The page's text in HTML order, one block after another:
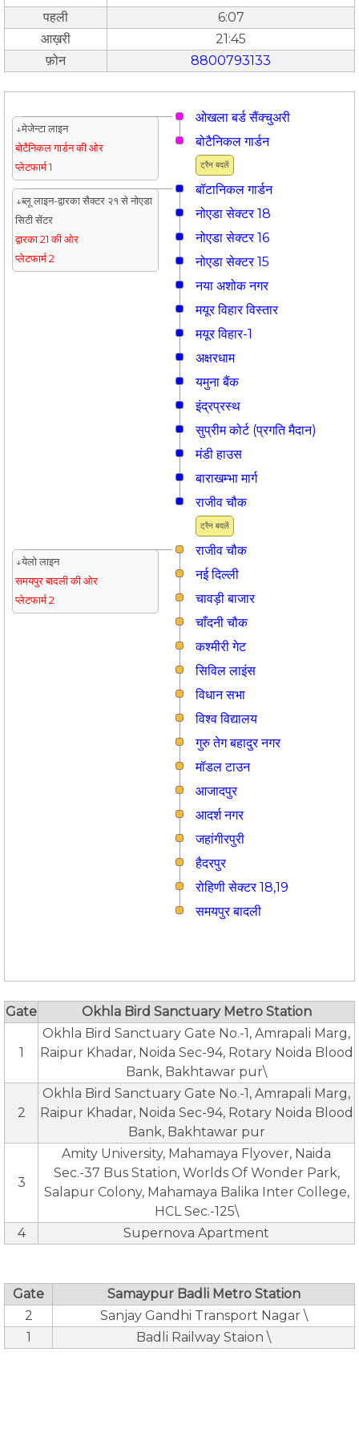
पहली
6:07
आख़री
21:45
फ़ोन
8800793133
ओखला बर्ड सैंक्चुअरी
↓मेजेन्टा लाइन
बोटैनिकल गार्डन की ओर
प्लेटफार्म 1
ट्रैन बदलें
बोटैनिकल गार्डन
बॉटानिकल गार्डन
↓ब्लू लाइन-द्वारका सैक्टर २१ से नोएडा
सिटी सेंटर
द्वारका 21 की ओर
प्लेटफार्म 2
नोएडा सेक्टर 18
नोएडा सेक्टर 16
नोएडा सेक्टर 15
नया अशोक नगर
मयूर विहार विस्तार
मयूर विहार-1
अक्षरधाम
यमुना बैंक
इंद्रप्रस्थ
सुप्रीम कोर्ट (प्रगति मैदान)
मंडी हाउस
बाराखम्भा मार्ग
ट्रैन बदलें
राजीव चौक
राजीव चौक
↓येलो लाइन
समयपुर बादली की ओर
प्लेटफार्म 2
नई दिल्ली
चावड़ी बाजार
चाँदनी चौक
कश्मीरी गेट
सिविल लाइंस
विधान सभा
विश्व विद्यालय
गुरु तेग बहादुर नगर
मॉडल टाउन
आजादपुर
आदर्श नगर
जहांगीरपुरी
हैदरपुर
रोहिणी सेक्टर 18,19
समयपुर बादली
Gate Okhla Bird Sanctuary Metro Station
1
Okhla Bird Sanctuary Gate No.-1, Amrapali Marg,
Raipur Khadar, Noida Sec-94, Rotary Noida Blood
Bank, Bakhtawar pur\
2
Okhla Bird Sanctuary Gate No.-1, Amrapali Marg,
Raipur Khadar, Noida Sec-94, Rotary Noida Blood
Bank, Bakhtawar pur
3
Amity University, Mahamaya Flyover, Naida
Sec.-37 Bus Station, Worlds Of Wonder Park,
Salapur Colony, Mahamaya Balika Inter College,
HCL Sec.-125\
4
Supernova Apartment
Gate
Samaypur Badli Metro Station
2
Sanjay Gandhi Transport Nagar \
1
Badli Railway Staion \